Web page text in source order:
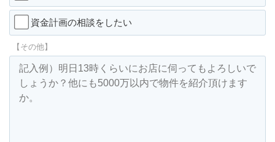
資金計画の相談をしたい
【その他】